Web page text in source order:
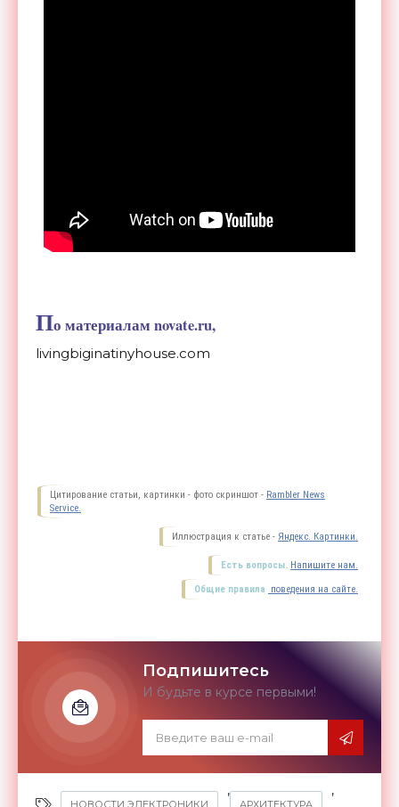
По материалам novate.ru,
livingbiginatinyhouse.com
Цитирование статьи, картинки - фото скриншот - Rambler News
Service.
Иллюстрация к статье - Яндекс. Картинки.
Есть вопросы. Напишите нам.
Общие правила поведения на сайте.
Подпишитесь
И будьте в курсе первыми!
, ,